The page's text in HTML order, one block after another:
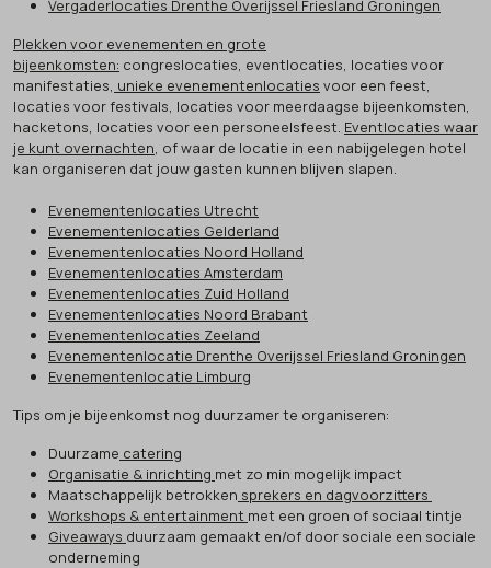
Vergaderlocaties Drenthe Overijssel Friesland Groningen
Plekken voor evenementen en grote
bijeenkomsten: congreslocaties, eventlocaties, locaties voor
manifestaties, unieke evenementenlocaties voor een feest,
locaties voor festivals, locaties voor meerdaagse bijeenkomsten,
hacketons, locaties voor een personeelsfeest. Eventlocaties waar
je kunt overnachten, of waar de locatie in een nabijgelegen hotel
kan organiseren dat jouw gasten kunnen blijven slapen.
Evenementenlocaties Utrecht
Evenementenlocaties Gelderland
Evenementenlocaties Noord Holland
Evenementenlocaties Amsterdam
Evenementenlocaties Zuid Holland
Evenementenlocaties Noord Brabant
Evenementenlocaties Zeeland
Evenementenlocatie Drenthe Overijssel Friesland Groningen
Evenementenlocatie Limburg
Tips om je bijeenkomst nog duurzamer te organiseren:
Duurzame catering
Organisatie & inrichting met zo min mogelijk impact
Maatschappelijk betrokken sprekers en dagvoorzitters
Workshops & entertainment met een groen of sociaal tintje
Giveaways duurzaam gemaakt en/of door sociale een sociale
onderneming